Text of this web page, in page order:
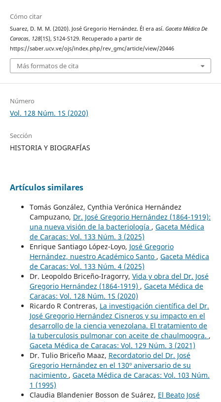
Cómo citar
Suarez, D. M. M. (2020). José Gregorio Hernández. Él era así. Gaceta Médica De
Caracas, 128(1S), S124-S129. Recuperado a partir de
https://saber.ucv.ve/ojs/index.php/rev_gmc/article/view/20446
Más formatos de cita
Número
Vol. 128 Núm. 1S (2020)
Sección
HISTORIA Y BIOGRAFÍAS
Artículos similares
Tomás González, Cynthia Verónica Hernández
Campuzano, Dr. José Gregorio Hernández (1864-1919):
una nueva visión de la bacteriología , Gaceta Médica
de Caracas: Vol. 133 Núm. 3 (2025)
Enrique Santiago López-Loyo, José Gregorio
Hernández, nuestro Académico Santo , Gaceta Médica
de Caracas: Vol. 133 Núm. 4 (2025)
Dr. Leopoldo Briceño-Iragorry, Vida y obra del Dr. José
Gregorio Hernández (1864-1919) , Gaceta Médica de
Caracas: Vol. 128 Núm. 1S (2020)
Ricardo R Contreras, La investigación científica del Dr.
José Gregorio Hernández Cisneros y su impacto en el
desarrollo de la ciencia venezolana. El tratamiento de
la tuberculosis pulmonar con aceite de chaulmoogra. ,
Gaceta Médica de Caracas: Vol. 129 Núm. 3 (2021)
Dr. Tulio Briceño Maaz, Recordatorio del Dr. José
Gregorio Hernández en el 130º aniversario de su
nacimiento , Gaceta Médica de Caracas: Vol. 103 Núm.
1 (1995)
Claudia Blandenier Bosson de Suárez, El Beato José